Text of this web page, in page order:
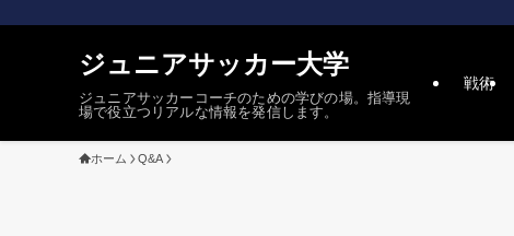
ジュニアサッカー大学
ジュニアサッカーコーチのための学びの場。指導現
場で役立つリアルな情報を発信します。
戦術
ホーム Q&A